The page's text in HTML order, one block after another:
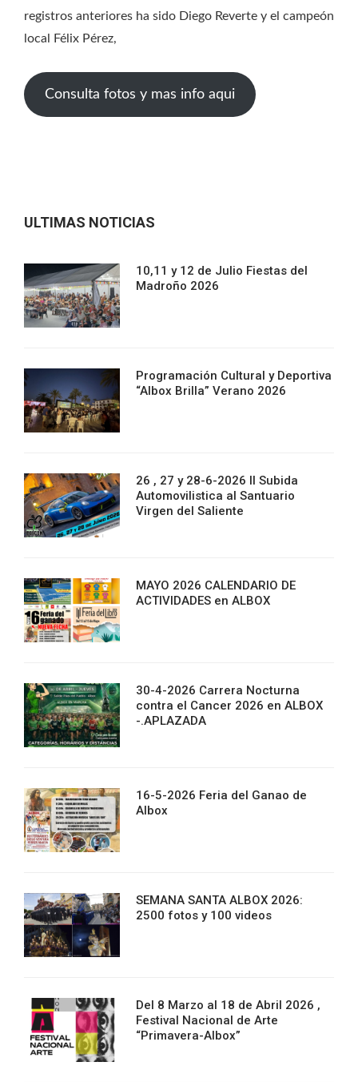
registros anteriores ha sido Diego Reverte y el campeón
local Félix Pérez,
Consulta fotos y mas info aqui
ULTIMAS NOTICIAS
10,11 y 12 de Julio Fiestas del
Madroño 2026
Programación Cultural y Deportiva
“Albox Brilla” Verano 2026
26 , 27 y 28-6-2026 II Subida
Automovilistica al Santuario
Virgen del Saliente
MAYO 2026 CALENDARIO DE
ACTIVIDADES en ALBOX
30-4-2026 Carrera Nocturna
contra el Cancer 2026 en ALBOX
-.APLAZADA
16-5-2026 Feria del Ganao de
Albox
SEMANA SANTA ALBOX 2026:
2500 fotos y 100 videos
Del 8 Marzo al 18 de Abril 2026 ,
Festival Nacional de Arte
“Primavera-Albox”